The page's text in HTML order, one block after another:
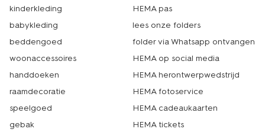
kinderkleding
babykleding
beddengoed
woonaccessoires
handdoeken
raamdecoratie
speelgoed
gebak
HEMA pas
lees onze folders
folder via Whatsapp ontvangen
HEMA op social media
HEMA herontwerpwedstrijd
HEMA fotoservice
HEMA cadeaukaarten
HEMA tickets